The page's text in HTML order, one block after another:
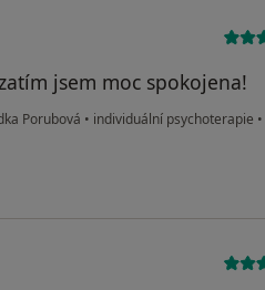
jsem moc spokojena!
Porubová • individuální psychoterapie •